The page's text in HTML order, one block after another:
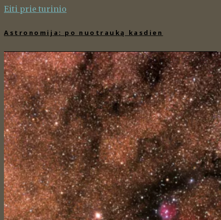
Eiti prie turinio
Astronomija: po nuotrauką kasdien